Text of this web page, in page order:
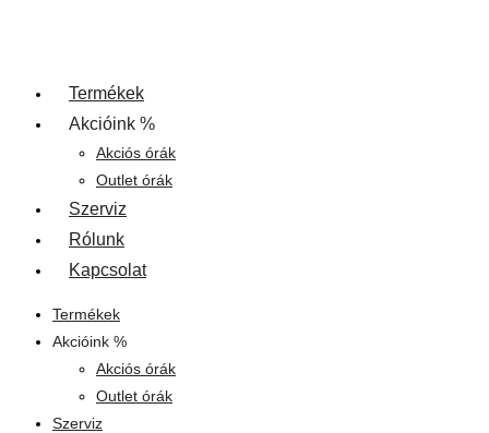
Termékek
Akcióink %
Akciós órák
Outlet órák
Szerviz
Rólunk
Kapcsolat
Termékek
Akcióink %
Akciós órák
Outlet órák
Szerviz